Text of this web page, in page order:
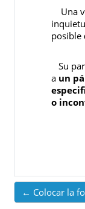
Una
posible
Su
a un
o
← Colocar la